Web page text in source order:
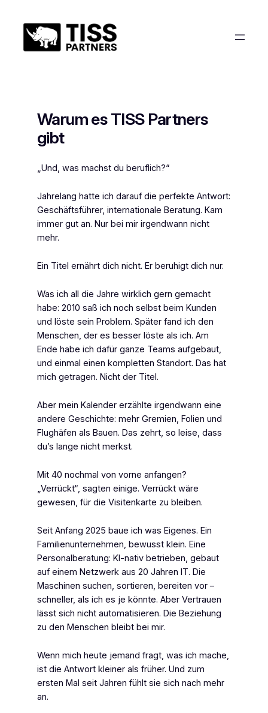
Inhalt
springen
Warum es TISS Partners
gibt
„Und, was machst du beruflich?“
Jahrelang hatte ich darauf die perfekte Antwort:
Geschäftsführer, internationale Beratung. Kam
immer gut an. Nur bei mir irgendwann nicht
mehr.
Ein Titel ernährt dich nicht. Er beruhigt dich nur.
Was ich all die Jahre wirklich gern gemacht
habe: 2010 saß ich noch selbst beim Kunden
und löste sein Problem. Später fand ich den
Menschen, der es besser löste als ich. Am
Ende habe ich dafür ganze Teams aufgebaut,
und einmal einen kompletten Standort. Das hat
mich getragen. Nicht der Titel.
Aber mein Kalender erzählte irgendwann eine
andere Geschichte: mehr Gremien, Folien und
Flughäfen als Bauen. Das zehrt, so leise, dass
du’s lange nicht merkst.
Mit 40 nochmal von vorne anfangen?
„Verrückt“, sagten einige. Verrückt wäre
gewesen, für die Visitenkarte zu bleiben.
Seit Anfang 2025 baue ich was Eigenes. Ein
Familienunternehmen, bewusst klein. Eine
Personalberatung: KI-nativ betrieben, gebaut
auf einem Netzwerk aus 20 Jahren IT. Die
Maschinen suchen, sortieren, bereiten vor –
schneller, als ich es je könnte. Aber Vertrauen
lässt sich nicht automatisieren. Die Beziehung
zu den Menschen bleibt bei mir.
Wenn mich heute jemand fragt, was ich mache,
ist die Antwort kleiner als früher. Und zum
ersten Mal seit Jahren fühlt sie sich nach mehr
an.